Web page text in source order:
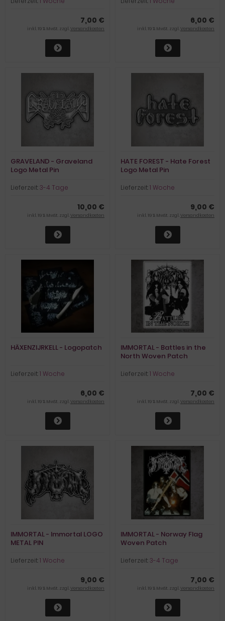
7,00 €
inkl. 19 % MwSt. zzgl.Versandkosten
6,00 €
inkl. 19 % MwSt. zzgl.Versandkosten
GRAVELAND - Graveland
Logo Metal Pin
Lieferzeit:3-4 Tage
10,00 €
inkl. 19 % MwSt. zzgl.Versandkosten
HATE FOREST - Hate Forest
Logo Metal Pin
Lieferzeit:1 Woche
9,00 €
inkl. 19 % MwSt. zzgl.Versandkosten
HÄXENZIJRKELL - Logopatch
Lieferzeit:1 Woche
6,00 €
inkl. 19 % MwSt. zzgl.Versandkosten
IMMORTAL - Battles in the
North Woven Patch
Lieferzeit:1 Woche
7,00 €
inkl. 19 % MwSt. zzgl.Versandkosten
IMMORTAL - Immortal LOGO
METAL PIN
Lieferzeit:1 Woche
9,00 €
inkl. 19 % MwSt. zzgl.Versandkosten
IMMORTAL - Norway Flag
Woven Patch
Lieferzeit:3-4 Tage
7,00 €
inkl. 19 % MwSt. zzgl.Versandkosten